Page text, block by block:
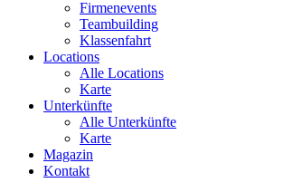
Firmenevents
Teambuilding
Klassenfahrt
Locations
Alle Locations
Karte
Unterkünfte
Alle Unterkünfte
Karte
Magazin
Kontakt